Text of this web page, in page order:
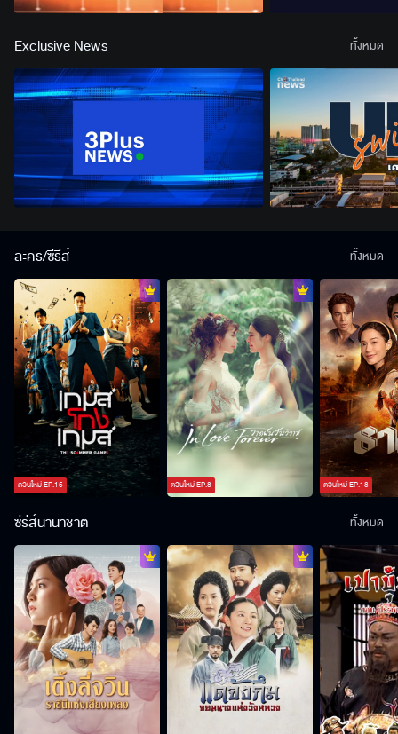
Exclusive News ทั้งหมด
ละคร/ซีรีส์
ตอนใหม่EP.15 ตอนใหม่EP.8 ตอนใหม่EP.18
ทั้งหมด
ซีรีส์นานาชาติ ทั้งหมด